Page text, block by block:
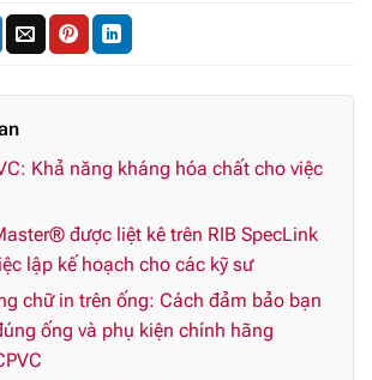
Khả năng kháng hóa chất cho việc
được liệt kê trên RIB SpecLink
lập kế hoạch cho các kỹ sư
chữ in trên ống: Cách đảm bảo bạn
ống và phụ kiện chính hãng